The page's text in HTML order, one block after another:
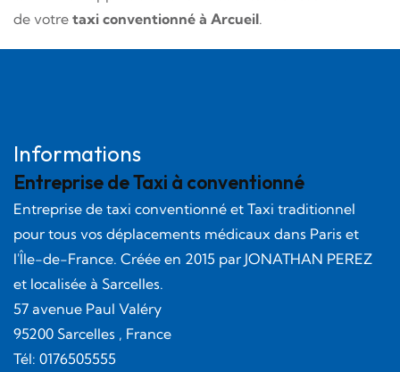
de votre taxi conventionné à Arcueil.
Informations
Entreprise de Taxi à conventionné
Entreprise de taxi conventionné et Taxi traditionnel
pour tous vos déplacements médicaux dans Paris et
l'Île-de-France. Créée en 2015 par JONATHAN PEREZ
et localisée à Sarcelles.
57 avenue Paul Valéry
95200 Sarcelles , France
Tél: 0176505555